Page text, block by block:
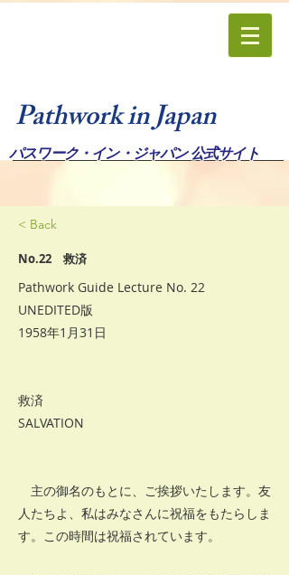
Pathwork in Japan
パスワーク・イン・ジャパン 公式サイト
< Back
No.22 救済
Pathwork Guide Lecture No. 22
UNEDITED版
1958年1月31日
救済
SALVATION
主の御名のもとに、ご挨拶いたします。友
人たちよ、私はみなさんに祝福をもたらしま
す。この時間は祝福されています。